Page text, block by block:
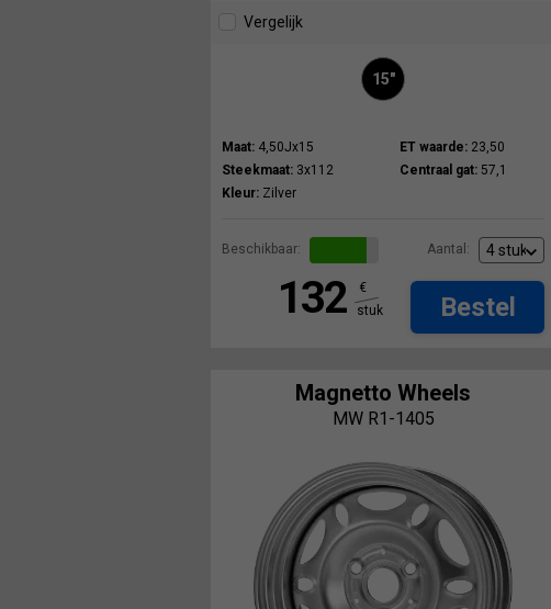
Vergelijk
15"
Maat: 4,50Jx15 ET waarde: 23,50
Steekmaat: 3x112 Centraal gat: 57,1
Kleur: Zilver
Beschikbaar: Aantal:
132
€
stuk
Bestel
Magnetto Wheels
MW R1-1405